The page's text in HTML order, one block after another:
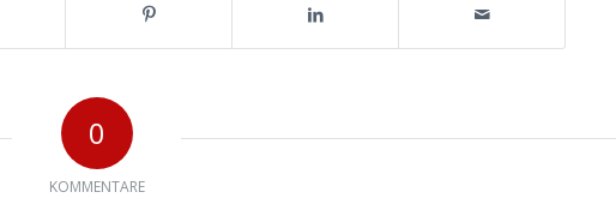
0
KOMMENTARE